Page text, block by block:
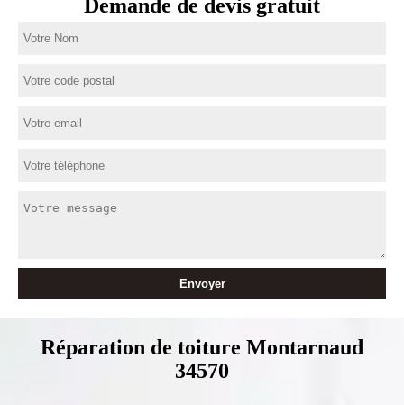
Demande de devis gratuit
Réparation de toiture Montarnaud
34570